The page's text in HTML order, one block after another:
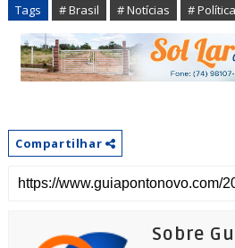
Tags # Brasil # Notícias # Política
Compartilhar
Sobre